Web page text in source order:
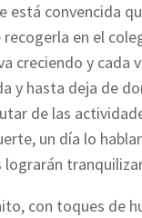
está convencida
en el
creciendo y cada
y hasta deja de
de las
un día lo
lograrán
con toques de